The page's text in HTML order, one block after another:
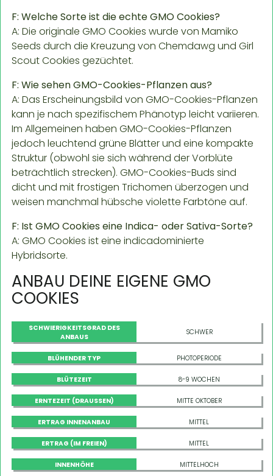
F: Welche Sorte ist die echte GMO Cookies?
A: Die originale GMO Cookies wurde von Mamiko
Seeds durch die Kreuzung von Chemdawg und Girl
Scout Cookies gezüchtet.
F: Wie sehen GMO-Cookies-Pflanzen aus?
A: Das Erscheinungsbild von GMO-Cookies-Pflanzen
kann je nach spezifischem Phänotyp leicht variieren.
Im Allgemeinen haben GMO-Cookies-Pflanzen
jedoch leuchtend grüne Blätter und eine kompakte
Struktur (obwohl sie sich während der Vorblüte
beträchtlich strecken). GMO-Cookies-Buds sind
dicht und mit frostigen Trichomen überzogen und
weisen manchmal hübsche violette Farbtöne auf.
F: Ist GMO Cookies eine Indica- oder Sativa-Sorte?
A: GMO Cookies ist eine indicadominierte
Hybridsorte.
ANBAU DEINE EIGENE GMO
COOKIES
SCHWIERIGKEITSGRAD DES
ANBAUS
SCHWER
BLÜHENDER TYP PHOTOPERIODE
BLÜTEZEIT 8-9 WOCHEN
ERNTEZEIT (DRAUSSEN) MITTE OKTOBER
ERTRAG INNENANBAU MITTEL
ERTRAG (IM FREIEN) MITTEL
INNENHÖHE MITTELHOCH